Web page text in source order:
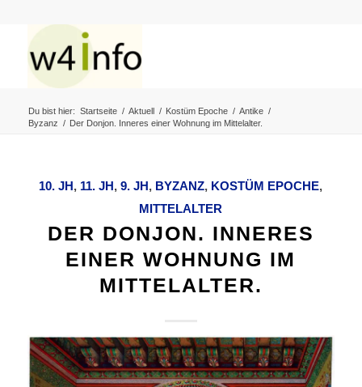
Du bist hier: Startseite / Aktuell / Kostüm Epoche / Antike /
Byzanz / Der Donjon. Inneres einer Wohnung im Mittelalter.
10. JH, 11. JH,9. JH, BYZANZ, KOSTÜM EPOCHE,
MITTELALTER
DER DONJON. INNERES
EINER WOHNUNG IM
MITTELALTER.